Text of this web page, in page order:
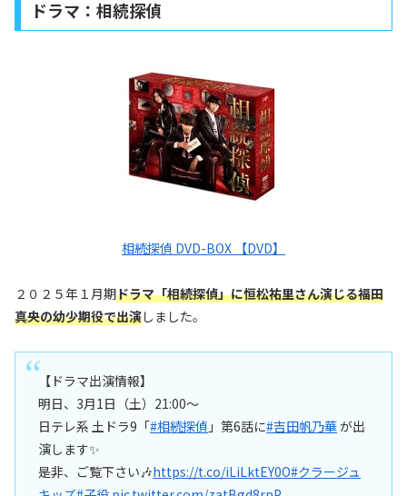
ドラマ：相続探偵
相続探偵 DVD-BOX 【DVD】
２０２５年１月期ドラマ「相続探偵」に恒松祐里さん演じる福田
真央の幼少期役で出演しました。
【ドラマ出演情報】
明日、3月1日（土）21:00〜
日テレ系 土ドラ9「#相続探偵 」第6話に#吉田帆乃華が出
演します✨
是非、ご覧下さい🎶https://t.co/iLiLktEY0O#クラージュ